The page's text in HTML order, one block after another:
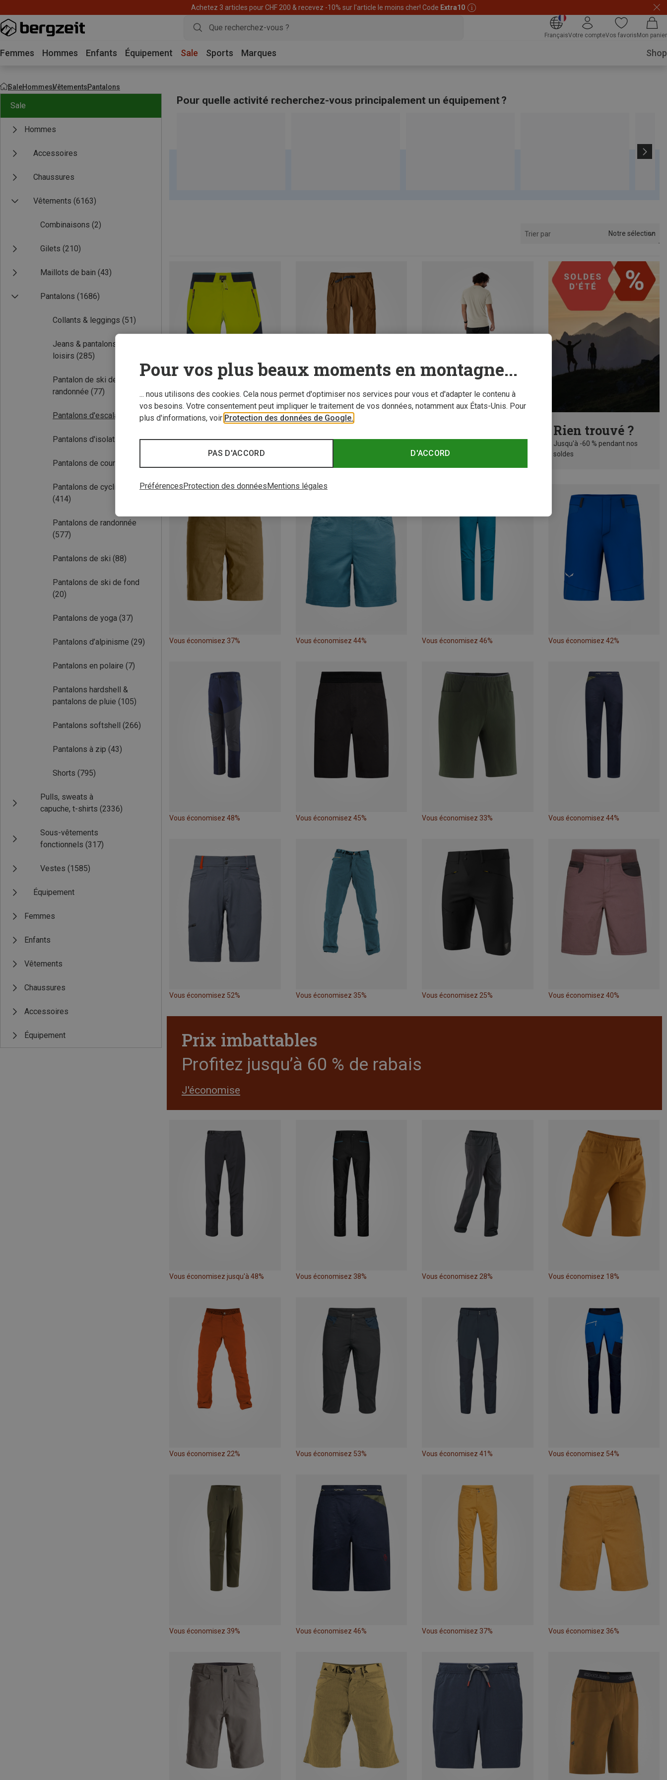
Achetez 3 articles pour CHF 200 & recevez -10% sur l'article le moins cher! Code Extra10
FrançaisVotre compteVos favoris Mon panier
Femmes Hommes Enfants Équipement Sale Sports Marques Shop
SaleHommesVêtementsPantalons
Sale
Hommes
Accessoires
Chaussures
Vêtements (6163)
Combinaisons (2)
Gilets (210)
Maillots de bain (43)
Pantalons (1686)
Collants & leggings (51)
Jeans & pantalons de
loisirs (285)
Pantalon de ski de
randonnée (77)
Pantalons d'escalade (277)
Pantalons d'isolation (64)
Pantalons de course
Pantalons de cyclisme
(414)
Pantalons de randonnée
(577)
Pantalons de ski (88)
Pantalons de ski de fond
(20)
Pantalons de yoga (37)
Pantalons d’alpinisme (29)
Pantalons en polaire (7)
Pantalons hardshell &
pantalons de pluie (105)
Pantalons softshell (266)
Pantalons à zip (43)
Shorts (795)
Pulls, sweats à
capuche, t-shirts (2336)
Sous-vêtements
fonctionnels (317)
Vestes (1585)
Équipement
Femmes
Enfants
Vêtements
Chaussures
Accessoires
Équipement
Pour quelle activité recherchez-vous principalement un équipement ?
Trier par Notre sélection
Vous économisez 38% Vous économisez 35%
Rien trouvé ?
Jusqu'à -60 % pendant nos
soldes
Vous économisez 37% Vous économisez 44% Vous économisez 46% Vous économisez 42%
Vous économisez 48% Vous économisez 45% Vous économisez 33% Vous économisez 44%
Vous économisez 52% Vous économisez 35% Vous économisez 25% Vous économisez 40%
Prix imbattables
Profitez jusqu’à 60 % de rabais
J'économise
Vous économisez jusqu'à 48% Vous économisez 38% Vous économisez 28% Vous économisez 18%
Vous économisez 22% Vous économisez 53% Vous économisez 41% Vous économisez 54%
Vous économisez 39% Vous économisez 46% Vous économisez 37% Vous économisez 36%
Pour vos plus beaux moments en montagne...
... nous utilisons des cookies. Cela nous permet d'optimiser nos services pour vous et d'adapter le contenu à
vos besoins. Votre consentement peut impliquer le traitement de vos données, notamment aux États-Unis. Pour
plus d'informations, voir Protection des données de Google.
D'ACCORD
PAS D'ACCORD
PréférencesProtection des donnéesMentions légales